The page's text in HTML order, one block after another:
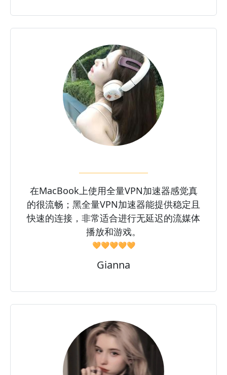
在MacBook上使用全量VPN加速器感觉真
的很流畅；黑全量VPN加速器能提供稳定且
快速的连接，非常适合进行无延迟的流媒体
播放和游戏。
🧡🧡🧡🧡🧡
Gianna